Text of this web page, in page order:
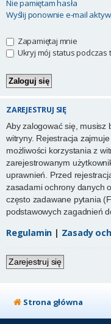
Nie pamiętam hasła
Wyślij ponownie e-mail
Zapamiętaj mnie
Ukryj mój status podczas
ZAREJESTRUJ SIĘ
Aby zalogować się, musisz
witryny. Rejestracja
możliwości korzystania z
zarejestrowanym
uprawnień. Przed
zasadami ochrony danych
często zadawane pytania
podstawowych zagadnień
Regulamin | Zasady
Zarejestruj się
Strona główna